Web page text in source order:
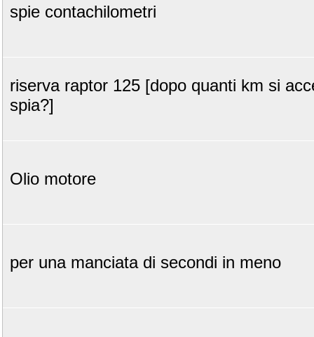
spie contachilometri
riserva raptor 125 [dopo quanti km si
spia?]
Olio motore
per una manciata di secondi in meno